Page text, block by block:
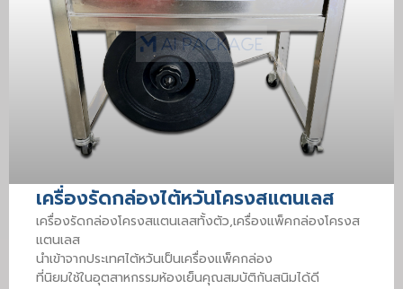
เครื่องรัดกล่องไต้หวันโครงสแตนเลส
เครื่องรัดกล่องโครงสแตนเลสทั้งตัว,เครื่องแพ็คกล่องโครงส
แตนเลส
นำเข้าจากประเทศไต้หวันเป็นเครื่องแพ็คกล่อง
ที่นิยมใช้ในอุตสาหกรรมห้องเย็นคุณสมบัติกันสนิมได้ดี